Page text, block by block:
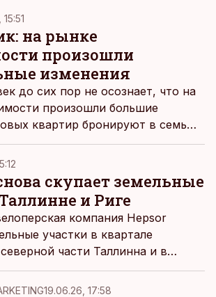
15:51
на рынке
произошли
изменения
до сих пор не осознает, что на
произошли большие
квартир бронируют в семь
два года назад, сказал член
Kinnisvara Калев Казе.
скупает земельные
и Риге
компания Hepsor
участки в квартале
части Таллинна и в
в Риге.
19.06.26, 17:58